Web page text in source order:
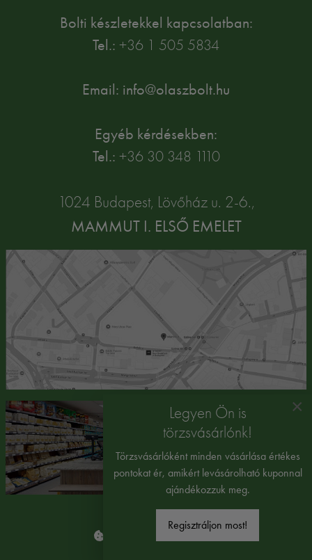
Bolti készletekkel kapcsolatban:
Tel.: +36 1 505 5834
Email: info@olaszbolt.hu
Egyéb kérdésekben:
Tel.: +36 30 348 1110
1024 Budapest, Lövőház u. 2-6.,
MAMMUT I. ELSŐ EMELET
×
Legyen Ön is
törzsvásárlónk!
Törzsvásárlóként minden vásárlása értékes
pontokat ér, amikért levásárolható kuponnal
ajándékozzuk meg.
Regisztráljon most!